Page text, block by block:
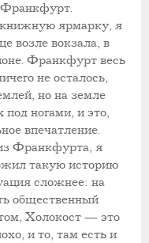
Франкфурт.
ярмарку, я
возле вокзала, в
Франкфурт весь
не осталось,
но на земле
под ногами, и это,
впечатление.
Франкфурта, я
такую историю
сложнее: на
общественный
Холокост — это
и то, там есть и